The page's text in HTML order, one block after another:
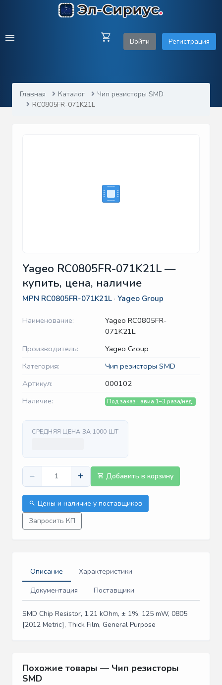
Войти Регистрация
Главная Каталог
Чип резисторы SMD
RC0805FR-071K21L
Yageo RC0805FR-071K21L —
купить, цена, наличие
MPN RC0805FR-071K21L · Yageo Group
Наименование:
Yageo RC0805FR-
071K21L
Производитель:
Yageo Group
Категория:
Чип резисторы SMD
Артикул:
000102
Наличие:
Под заказ · авиа 1–3 раза/нед.
СРЕДНЯЯ ЦЕНА ЗА 1000 ШТ
− + Добавить в корзину
Цены и наличие у поставщиков
Запросить КП
Описание
Характеристики
Документация
Поставщики
SMD Chip Resistor, 1.21 kOhm, ± 1%, 125 mW, 0805
[2012 Metric], Thick Film, General Purpose
Похожие товары — Чип резисторы
SMD